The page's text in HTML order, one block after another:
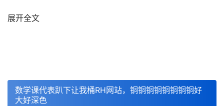
展开全文
数学课代表趴下让我桶RH网站，铜铜铜铜铜铜铜铜好
大好深色